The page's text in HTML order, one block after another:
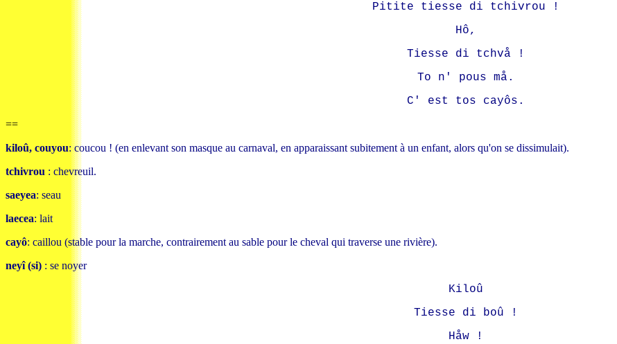
Pitite tiesse di tchivrou !
Hô,
Tiesse di tchvå !
To n' pous må.
C' est tos cayôs.
==
kiloû, couyou: coucou ! (en enlevant son masque au carnaval, en apparaissant subitement à un enfant, alors qu'on se dissimulait).
tchivrou : chevreuil.
saeyea: seau
laecea: lait
cayô: caillou (stable pour la marche, contrairement au sable pour le cheval qui traverse une rivière).
neyî (si) : se noyer
Kiloû
Tiesse di boû !
Håw !